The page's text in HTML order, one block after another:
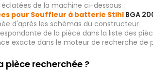
de la machine ci-dessous :
pour Souffleur à batterie Stihl BGA
d'après les schémas du constructeur
de la pièce dans la liste des
exacte dans le moteur de recherche
pièce recherchée ?